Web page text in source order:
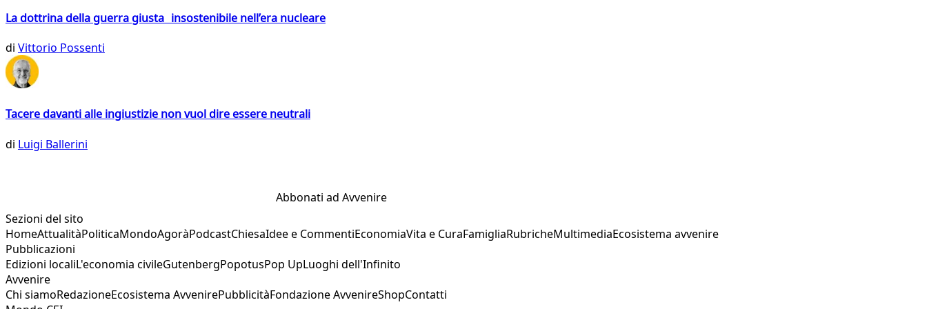
La dottrina della guerra giusta insostenibile nell’era nucleare
di Vittorio Possenti
Tacere davanti alle ingiustizie non vuol dire essere neutrali
di Luigi Ballerini
Abbonati ad Avvenire
Sezioni del sito
HomeAttualitàPoliticaMondoAgoràPodcastChiesaIdee e CommentiEconomiaVita e CuraFamigliaRubricheMultimediaEcosistema avvenire
Pubblicazioni
Edizioni localiL'economia civileGutenbergPopotusPop UpLuoghi dell'Infinito
Avvenire
Chi siamoRedazioneEcosistema AvvenirePubblicitàFondazione AvvenireShopContatti